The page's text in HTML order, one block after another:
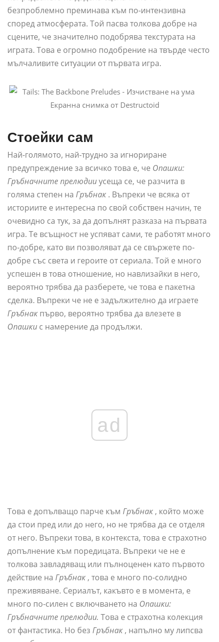
безпроблемно преминава към по-интензивна
според атмосферата. Той пасва толкова добре на
сцените, че значително подобрява текстурата на
играта. Това е огромно подобрение на твърде често
мълчаливите ситуации от първата игра.
Екранна снимка от Destructoid
Стоейки сам
Най-голямото, най-трудно за игнориране
предупреждение за всичко това е, че Опашки:
Гръбначните прелюдииусеща се, че разчита в
голяма степен на Гръбнак . Въпреки че всяка от
историите е интересна по свой собствен начин, те
очевидно са тук, за да допълнят разказа на първата
игра. Те всъщност не успяват сами, те работят много
по-добре, като ви позволяват да се свържете по-
добре със света и героите от сериала. Той е много
успешен в това отношение, но навлизайки в него,
вероятно трябва да разберете, че това е пакетна
сделка. Въпреки че не е задължително да играете
Гръбнак първо, вероятно трябва да влезете в
Опашки с намерение да продължи.
ad
Това е допълващо парче към Гръбнак , който може
да стои пред или до него, но не трябва да се отделя
от него. Въпреки това, в контекста, това е страхотно
допълнение към поредицата. Въпреки че не е
толкова завладяващ или пълноценен като първото
действие на Гръбнак , това е много по-солидно
преживяване. Сериалът, какъвто е в момента, е
много по-силен с включването на Опашки:
Гръбначните прелюдии. Това е страхотна колекция
от фантастика. Но без Гръбнак , напълно му липсва